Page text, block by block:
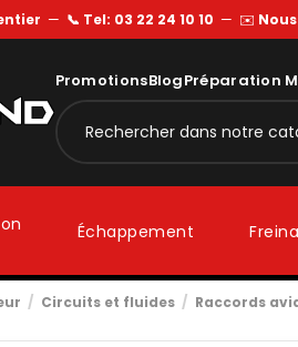
— 📞 Tel: 03 22 24 10 10 — ✉️
PromotionsBlogPréparation
Échappement
Circuits et fluides Raccords